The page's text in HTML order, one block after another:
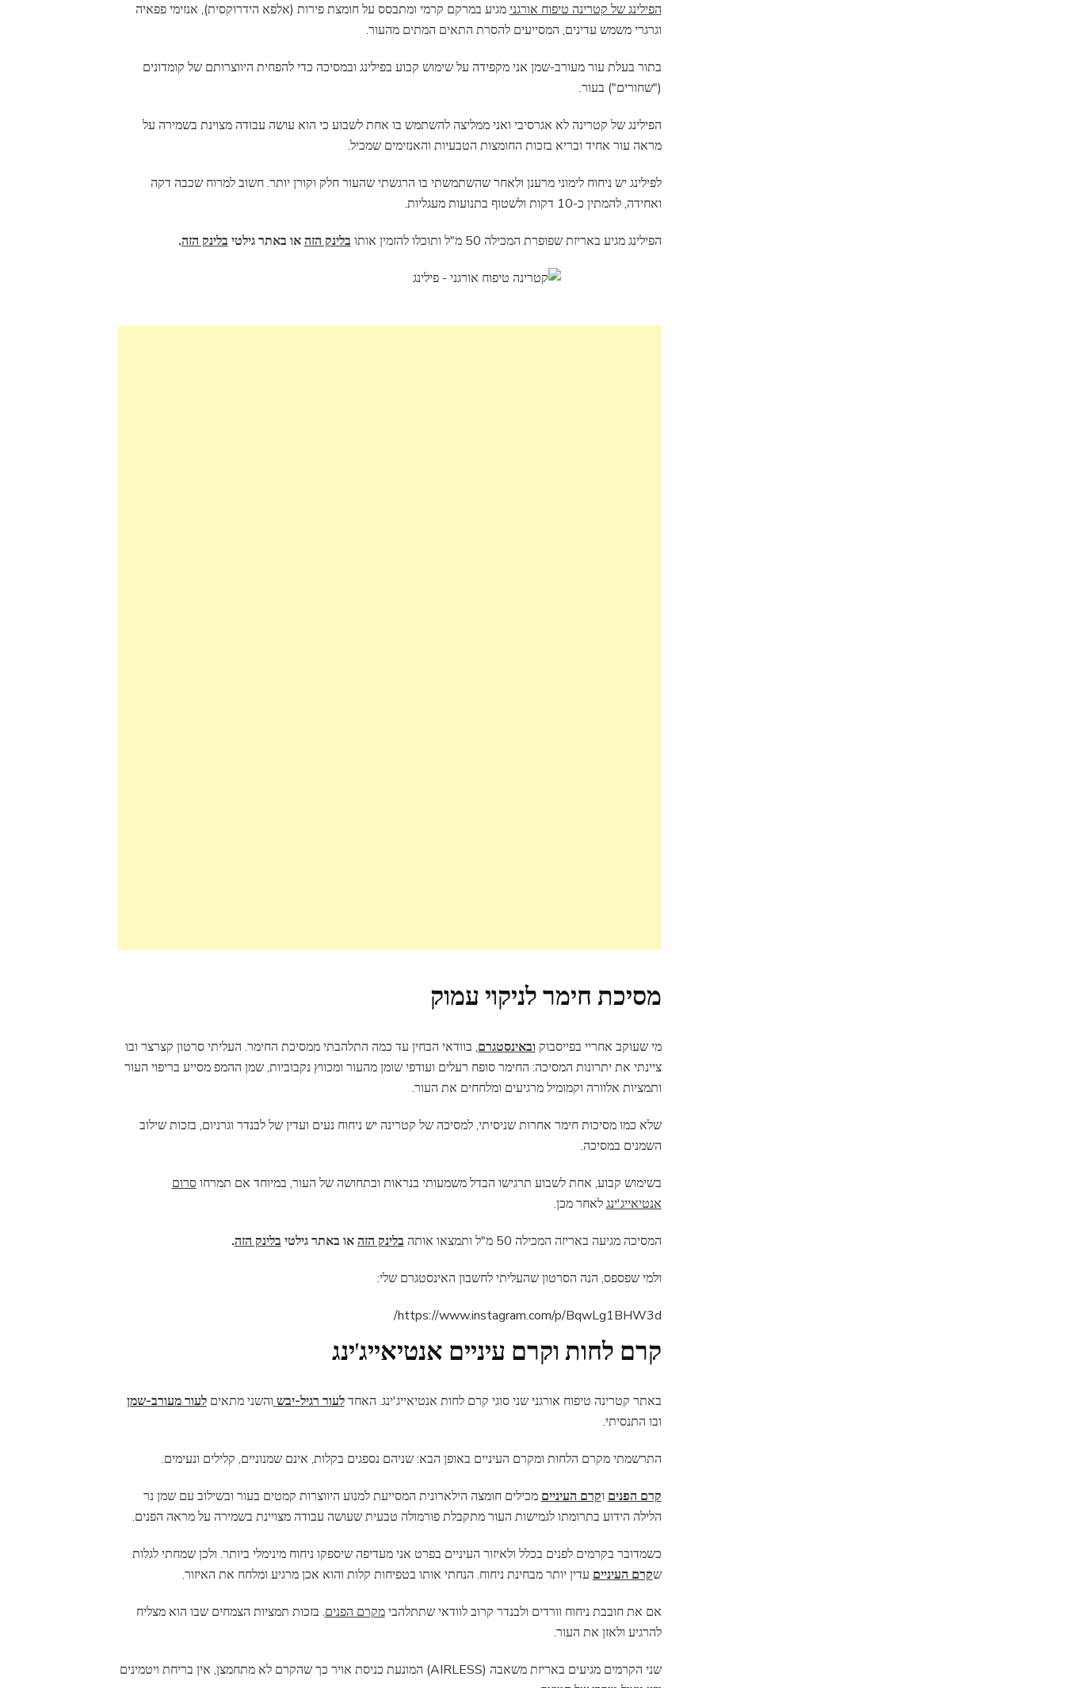
הפילינג של קטרינה טיפוח אורגנימגיע במרקם קרמי ומתבסס על חומצת פירות (אלפא הידרוקסית), אנזימי פפאיה
וגרגרי משמש עדינים, המסייעים להסרת התאים המתים מהעור.
בתור בעלת עור מעורב-שמן אני מקפידה על שימוש קבוע בפילינג ובמסיכה כדי להפחית היווצרותם של קומדונים
("שחורים") בעור.
הפילינג של קטרינה לא אגרסיבי ואני ממליצה להשתמש בו אחת לשבוע כי הוא עושה עבודה מצוינת בשמירה על
מראה עור אחיד ובריא בזכות החומצות הטבעיות והאנזימים שמכיל.
לפילינג יש ניחוח לימוני מרענן ולאחר שהשתמשתי בו הרגשתי שהעור חלק וקורן יותר. חשוב למרוח שכבה דקה
ואחידה, להמתין כ-10 דקות ולשטוף בתנועות מעגליות.
הפילינג מגיע באריזת שפופרת המכילה 50 מ"ל ותוכלו להזמין אותו בלינק הזהאו באתר גילטיבלינק הזה.
מסיכת חימר לניקוי עמוק
מי שעוקב אחריי בפייסבוק ובאינסטגרם, בוודאי הבחין עד כמה התלהבתי ממסיכת החימר. העליתי סרטון קצרצר ובו
ציינתי את יתרונות המסיכה: החימר סופח רעלים ועודפי שומן מהעור ומכווץ נקבוביות, שמן ההמפ מסייע בריפוי העור
ותמציות אלוורה וקמומיל מרגיעים ומלחחים את העור.
שלא כמו מסיכות חימר אחרות שניסיתי, למסיכה של קטרינה יש ניחוח נעים ועדין של לבנדר וגרניום, בזכות שילוב
השמנים במסיכה.
בשימוש קבוע, אחת לשבוע תרגישו הבדל משמעותי בנראות ובתחושה של העור, במיוחד אם תמרחוסרום
אנטיאייג'ינגלאחר מכן.
המסיכה מגיעה באריזה המכילה 50 מ"ל ותמצאו אותה בלינק הזהאו באתר גילטי בלינק הזה.
ולמי שפספס, הנה הסרטון שהעליתי לחשבון האינסטגרם שלי:
https://www.instagram.com/p/BqwLg1BHW3d/
קרם לחות וקרם עיניים אנטיאייג'ינג
באתר קטרינה טיפוח אורגני שני סוגי קרם לחות אנטיאייג'ינג. האחדלעור רגיל-יבש והשני מתאיםלעור מעורב-שמן
ובו התנסיתי.
התרשמתי מקרם הלחות ומקרם העיניים באופן הבא: שניהם נספגים בקלות, אינם שמנוניים, קלילים ונעימים.
קרם הפנים וקרם העיניים מכילים חומצה הילארונית המסייעת למנוע היווצרות קמטים בעור ובשילוב עם שמן נר
הלילה הידוע בתרומתו לגמישות העור מתקבלת פורמולה טבעית שעושה עבודה מצויינת בשמירה על מראה הפנים.
כשמדובר בקרמים לפנים בכלל ולאיזור העיניים בפרט אני מעדיפה שיספקו ניחוח מינימלי ביותר. ולכן שמחתי לגלות
שקרם העיניים עדין יותר מבחינת ניחוח. הנחתי אותו בטפיחות קלות והוא אכן מרגיע ומלחח את האיזור.
אם את חובבת ניחוח וורדים ולבנדר קרוב לוודאי שתתלהבימקרם הפנים. בזכות תמציות הצמחים שבו הוא מצליח
להרגיע ולאזן את העור.
שני הקרמים מגיעים באריזת משאבה (AIRLESS) המונעת כניסת אויר כך שהקרם לא מתחמצן, אין בריחת ויטמינים